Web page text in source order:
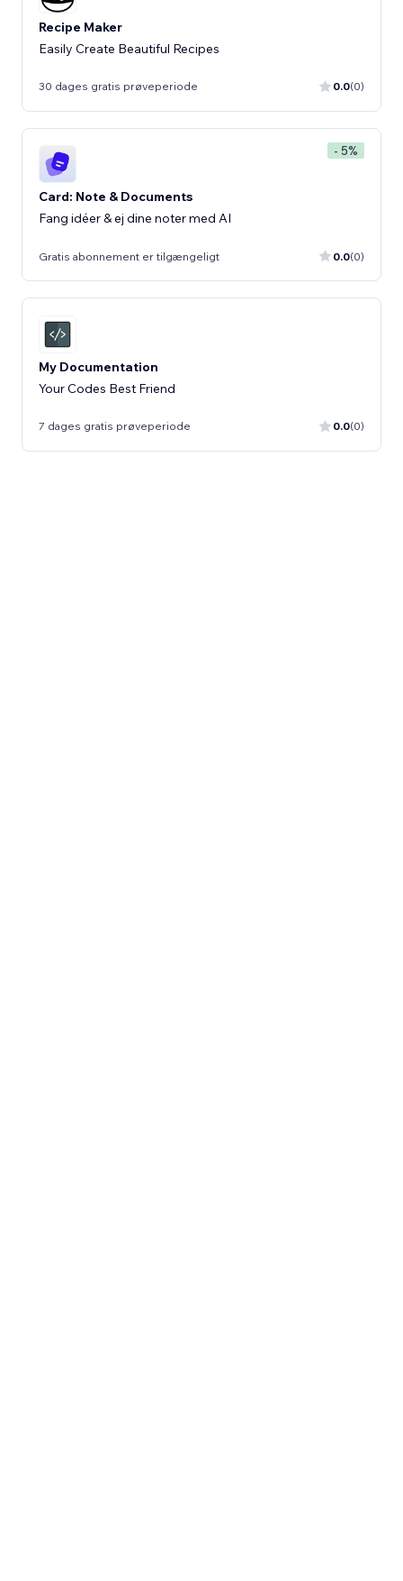
Recipe Maker
Easily Create Beautiful Recipes
30 dages gratis prøveperiode 0.0(0)
- 5%
Card: Note & Documents
Fang idéer & ej dine noter med AI
Gratis abonnement er tilgængeligt 0.0(0)
My Documentation
Your Codes Best Friend
7 dages gratis prøveperiode 0.0(0)